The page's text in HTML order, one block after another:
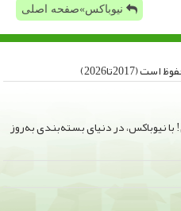
نیوباکس»صفحه اصلی
نیوباکس، در دنیای بسته‌بندی به‌روز